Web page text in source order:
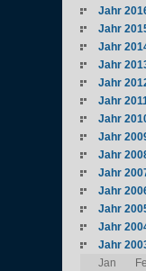
Jahr
Jahr
Jahr
Jahr
Jahr
Jahr
Jahr
Jahr
Jahr
Jahr
Jahr
Jahr
Jahr
Jahr
Jan